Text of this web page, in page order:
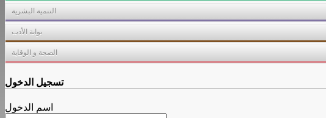
التنمية البشرية
بوابة الأدب
الصحة و الوقاية
تسجيل الدخول
اسم الدخول